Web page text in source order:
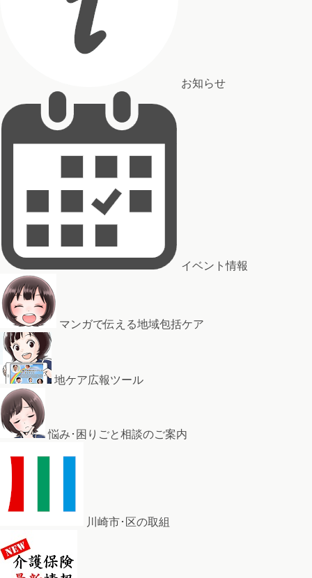
お知らせ
イベント情報
マンガで伝える地域包括ケア
地ケア広報ツール
悩み･困りごと相談のご案内
川崎市･区の取組